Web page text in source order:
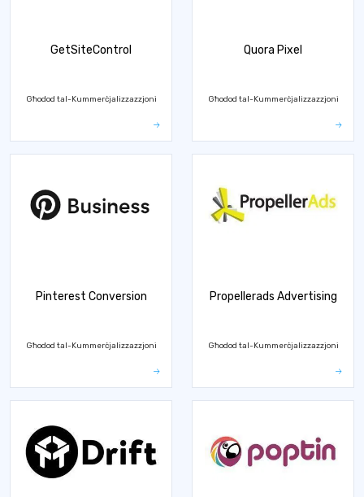
GetSiteControl
Għodod tal-Kummerċjalizzazzjoni
Quora Pixel
Għodod tal-Kummerċjalizzazzjoni
Pinterest Conversion
Għodod tal-Kummerċjalizzazzjoni
Propellerads Advertising
Għodod tal-Kummerċjalizzazzjoni